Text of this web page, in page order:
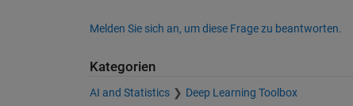
Melden Sie sich an, um diese Frage zu beantworten.
Kategorien
AI and Statistics Deep Learning Toolbox